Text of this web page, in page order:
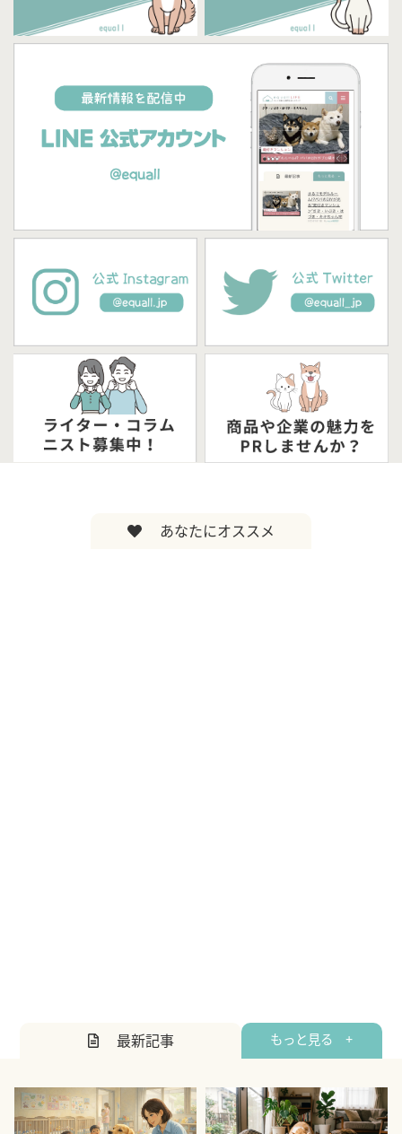
あなたにオススメ
最新記事 もっと見る +